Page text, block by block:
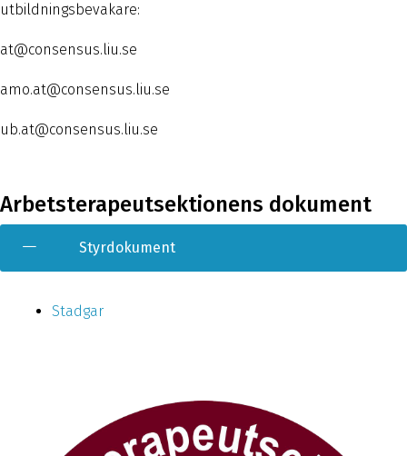
utbildningsbevakare:
at@consensus.liu.se
amo.at@consensus.liu.se
ub.at@consensus.liu.se
Arbetsterapeutsektionens dokument
Styrdokument
Stadgar